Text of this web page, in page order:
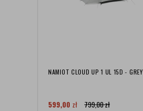
NAMIOT CLOUD UP 1 UL 15D - GREY
599,00 zł 799,00zł